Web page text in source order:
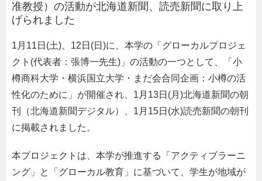
准教授）の活動が北海道新聞、読売新聞に取り上
げられました
1月11日(土)、12日(日)に、本学の「グローカルプロジェ
クト(代表者：張博一先生)」の活動の一つとして、「小
樽商科大学・横浜国立大学・まだ会合同企画：小樽の活
性化のために」が開催され、1月13日(月)北海道新聞の朝
刊（北海道新聞デジタル）、1月15日(水)読売新聞の朝刊
に掲載されました。
本プロジェクトは、本学が推進する「アクティブラーニ
ング」と「グローカル教育」に基づいて、学生が地域が